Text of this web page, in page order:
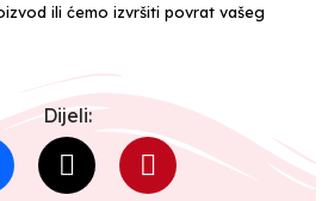
ili ćemo izvršiti povrat vašeg
Dijeli: